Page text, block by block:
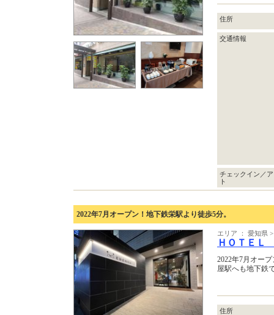
住所
交通情報
チェックイン／
ト
2022年7月オープン！地下鉄栄駅より徒歩5分。
エリア ： 愛知県
ＨＯＴＥＬ
2022年7月オー
屋駅へも地下鉄
住所